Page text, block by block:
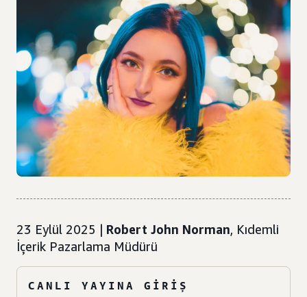
23 Eylül 2025 | Robert John Norman, Kıdemli
İçerik Pazarlama Müdürü
CANLI YAYINA GIRIŞ